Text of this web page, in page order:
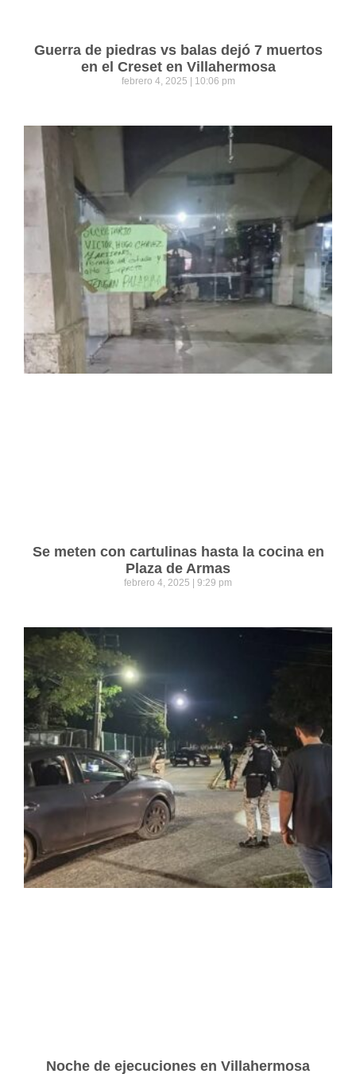
Guerra de piedras vs balas dejó 7 muertos
en el Creset en Villahermosa
febrero 4, 2025 10:06 pm
Se meten con cartulinas hasta la cocina en
Plaza de Armas
febrero 4, 2025 9:29 pm
Noche de ejecuciones en Villahermosa